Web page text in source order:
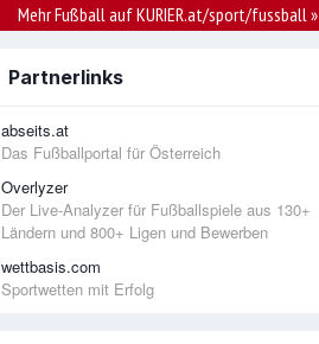
Mehr Fußball auf KURIER.at/sport/fussball »
Partnerlinks
abseits.at
Das Fußballportal für Österreich
Overlyzer
Der Live-Analyzer für Fußballspiele aus 130+
Ländern und 800+ Ligen und Bewerben
wettbasis.com
Sportwetten mit Erfolg